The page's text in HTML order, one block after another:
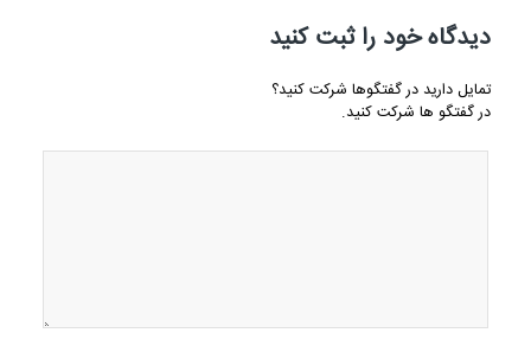
دیدگاه خود را ثبت کنید
تمایل دارید در گفتگوها شرکت کنید؟
در گفتگو ها شرکت کنید.